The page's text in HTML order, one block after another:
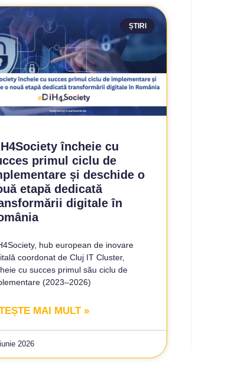
ȘTIRI
încheie cu
primul ciclu de
și deschide o
etapă dedicată
digitale în
hub european de inovare
coordonat de Cluj IT Cluster,
cu succes primul său ciclu de
(2023–2026)
MAI MULT »
2026